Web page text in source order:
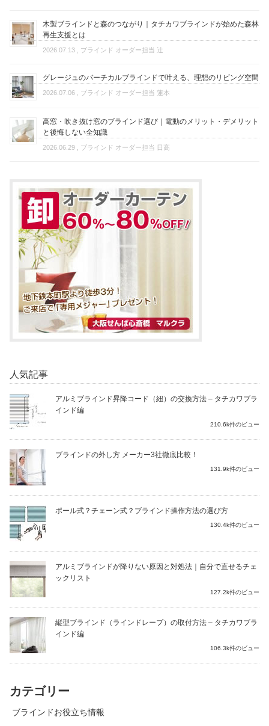
木製ブラインドと森のつながり｜タチカワブラインドが始めた森林
再生支援とは
2026.07.13 , ブラインド オーダー担当 辻
グレージュのバーチカルブラインドで叶える、理想のリビング空間
2026.07.06 , ブラインド オーダー担当 蓮本
高窓・吹き抜け窓のブラインド選び｜電動のメリット・デメリット
と後悔しない全知識
2026.06.29 , ブラインド オーダー担当 日高
人気記事
アルミブラインド昇降コード（紐）の交換方法 – タチカワブラ
インド編
210.6k件のビュー
ブラインドの外し方 メーカー3社徹底比較！
131.9k件のビュー
ポール式？チェーン式？ブラインド操作方法の選び方
130.4k件のビュー
アルミブラインドが降りない原因と対処法｜自分で直せるチェ
ックリスト
127.2k件のビュー
縦型ブラインド（ラインドレープ）の取付方法 – タチカワブラ
インド編
106.3k件のビュー
カテゴリー
ブラインドお役立ち情報